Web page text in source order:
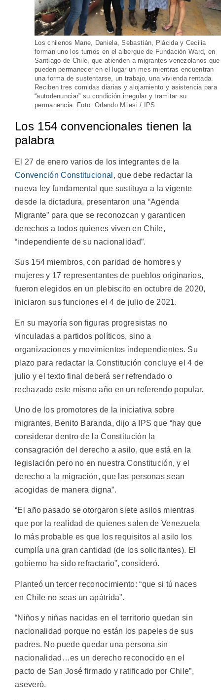
Los chilenos Mane, Daniela, Sebastián, Plácida y Cecilia
forman uno los turnos en el albergue de Fundación Ward, en
Santiago de Chile, que atienden a migrantes venezolanos que
pueden permanecer en el lugar un mes mientras encuentran
una forma de sustentarse, un trabajo, una vivienda rentada.
Reciben tres comidas diarias y alojamiento y asistencia para
“autodenunciar” su condición irregular y tramitar su
permanencia. Foto: Orlando Milesi / IPS
Los 154 convencionales tienen la
palabra
El 27 de enero varios de los integrantes de la
Convención Constitucional , que debe redactar la
nueva ley fundamental que sustituya a la vigente
desde la dictadura, presentaron una “Agenda
Migrante” para que se reconozcan y garanticen
derechos a todos quienes viven en Chile,
“independiente de su nacionalidad”.
Sus 154 miembros, con paridad de hombres y
mujeres y 17 representantes de pueblos originarios,
fueron elegidos en un plebiscito en octubre de 2020,
iniciaron sus funciones el 4 de julio de 2021.
En su mayoría son figuras progresistas no
vinculadas a partidos políticos, sino a
organizaciones y movimientos independientes. Su
plazo para redactar la Constitución concluye el 4 de
julio y el texto final deberá ser refrendado o
rechazado este mismo año en un referendo popular.
Uno de los promotores de la iniciativa sobre
migrantes, Benito Baranda, dijo a IPS que “hay que
considerar dentro de la Constitución la
consagración del derecho a asilo, que está en la
legislación pero no en nuestra Constitución, y el
derecho a la migración, que las personas sean
acogidas de manera digna”.
“El año pasado se otorgaron siete asilos mientras
que por la realidad de quienes salen de Venezuela
lo más probable es que los requisitos al asilo los
cumplía una gran cantidad (de los solicitantes). El
gobierno ha sido refractario”, consideró.
Planteó un tercer reconocimiento: “que si tú naces
en Chile no seas un apátrida”.
“Niños y niñas nacidas en el territorio quedan sin
nacionalidad porque no están los papeles de sus
padres. No puede quedar una persona sin
nacionalidad…es un derecho reconocido en el
pacto de San José firmado y ratificado por Chile”,
aseveró.